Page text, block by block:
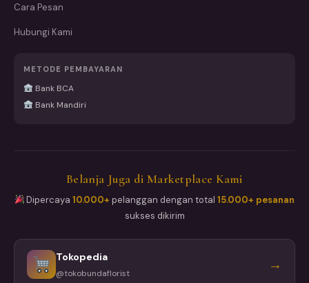
Cara Pesan
Hubungi Kami
METODE PEMBAYARAN
Bank BCA
Bank Mandiri
Belanja Juga di Marketplace Kami
Dipercaya10.000+ pelanggan dengan total15.000+ pesanan
sukses dikirim
Tokopedia
@tokobundaflorist →